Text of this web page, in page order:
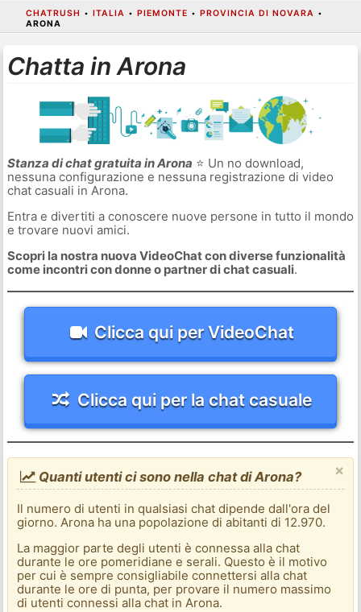
CHATRUSH • ITALIA • PIEMONTE • PROVINCIA DI NOVARA •
ARONA
Chatta in Arona
Stanza di chat gratuita in Arona ⭐ Un no download,
nessuna configurazione e nessuna registrazione di video
chat casuali in Arona.
Entra e divertiti a conoscere nuove persone in tutto il mondo
e trovare nuovi amici.
Scopri la nostra nuova VideoChat con diverse funzionalità
come incontri con donne o partner di chat casuali.
Clicca qui per VideoChat
Clicca qui per la chat casuale
×
Quanti utenti ci sono nella chat di Arona?
Il numero di utenti in qualsiasi chat dipende dall'ora del
giorno. Arona ha una popolazione di abitanti di 12.970.
La maggior parte degli utenti è connessa alla chat
durante le ore pomeridiane e serali. Questo è il motivo
per cui è sempre consigliabile connettersi alla chat
durante le ore di punta, per provare il numero massimo
di utenti connessi alla chat in Arona.